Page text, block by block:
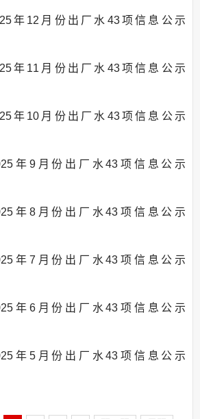
年12月份出厂水43项信息公示
年11月份出厂水43项信息公示
年10月份出厂水43项信息公示
年9月份出厂水43项信息公示
年8月份出厂水43项信息公示
年7月份出厂水43项信息公示
年6月份出厂水43项信息公示
年5月份出厂水43项信息公示